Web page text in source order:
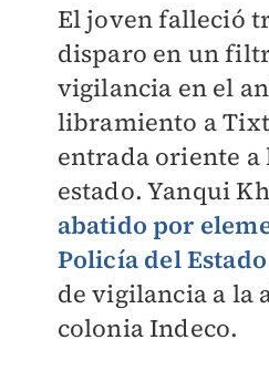
El joven falleció
disparo en un
vigilancia en el
libramiento a
entrada oriente
estado. Yanqui
abatido por
Policía del Estado
de vigilancia a la
colonia Indeco.